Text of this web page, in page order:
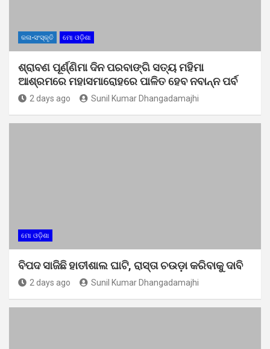
କଳା-ସଂସ୍କୃତି ମୋ ଓଡ଼ିଶା
ଶ୍ରାବଣ ପୂର୍ଣ୍ଣିମା ଦିନ ପରବାଙ୍ଗି ସତ୍ୟ ମହିମା
ଆଶ୍ରମରେ ମହାସମାରୋହରେ ପାଳିତ ହେବ ନବାନ୍ନ ପର୍ବ
2 days ago Sunil Kumar Dhangadamajhi
ମୋ ଓଡ଼ିଶା
ବିପଦ ସାଜିଛି ହାତୀଶାଲ ଘାଟି, ରାସ୍ତା ଚଉଡ଼ା କରିବାକୁ ଦାବି
2 days ago Sunil Kumar Dhangadamajhi